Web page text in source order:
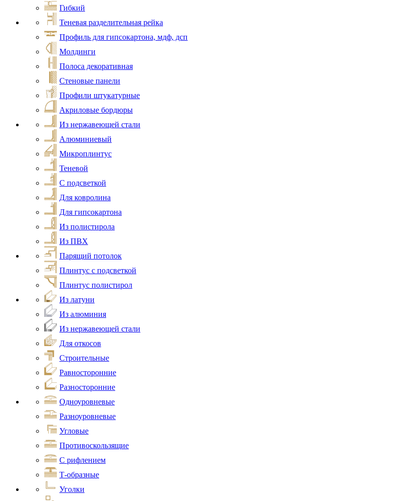
Гибкий
Теневая разделительная рейка
Профиль для гипсокартона, мдф, дсп
Молдинги
Полоса декоративная
Стеновые панели
Профили штукатурные
Акриловые бордюры
Из нержавеющей стали
Алюминиевый
Микроплинтус
Теневой
С подсветкой
Для ковролина
Для гипсокартона
Из полистирола
Из ПВХ
Парящий потолок
Плинтус с подсветкой
Плинтус полистирол
Из латуни
Из алюминия
Из нержавеющей стали
Для откосов
Строительные
Равносторонние
Разносторонние
Одноуровневые
Разноуровневые
Угловые
Противоскользящие
С рифлением
Т-образные
Уголки